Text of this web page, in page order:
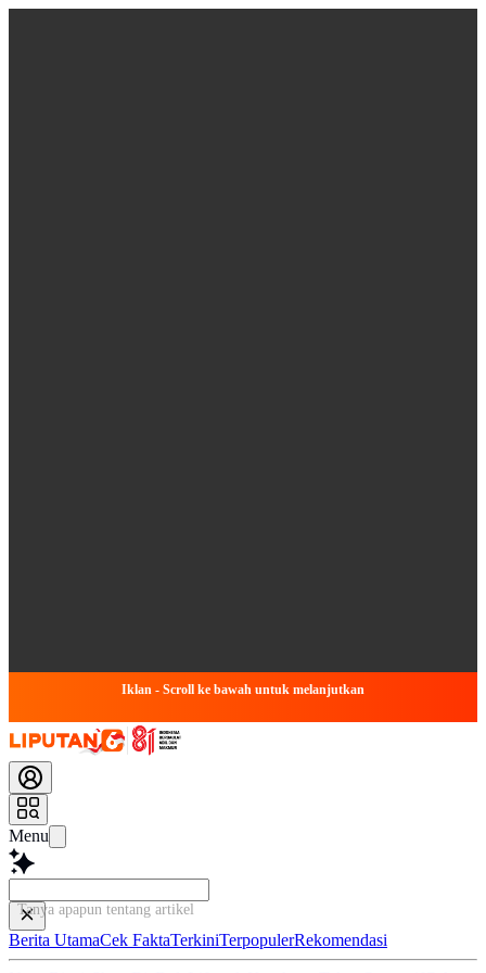
Iklan - Scroll ke bawah untuk melanjutkan
Menu
Tanya apapun tentang artikel ini...
Berita UtamaCek FaktaTerkiniTerpopulerRekomendasi